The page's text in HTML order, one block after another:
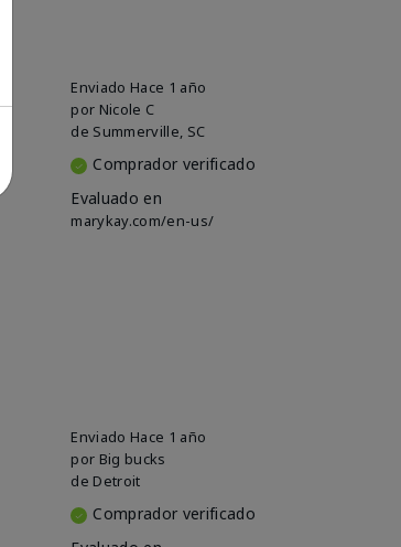
Enviado Hace 1 año
por Nicole C
de Summerville, SC
Comprador verificado
Evaluado en
marykay.com/en-us/
Enviado Hace 1 año
por Big bucks
de Detroit
Comprador verificado